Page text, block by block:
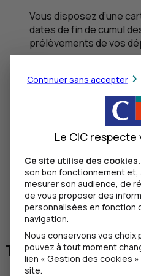
Vous disposez d’une
dates de fin de cumul
prélèvements de vos
Inventaire des fraudes
pièges rencontrés et
Colocation
2minutesmin
Découvrez les
intergénérationnelle.
Tous les articles
Continuer sans accepter
Le CIC
Ce site utilise des cookies.
son bon fonctionnement et,
mesurer son audience, de
de vous proposer des
personnalisées en fonction
navigation.
Nous conservons vos choix
pouvez à tout moment
lien « Gestion des cookies
site.